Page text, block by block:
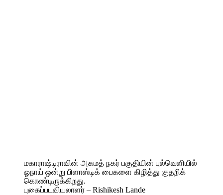
மகாராஷ்டிராவின் அகமத் நகர் பகுதியின் புல்வெளியில்
ஓநாய் ஒன்று பிளாஸ்டிக் பைகளை கிழித்து குதறிக்
கொண்டிருக்கிறது.
புகைப்படவியலாளர் – Rishikesh Lande